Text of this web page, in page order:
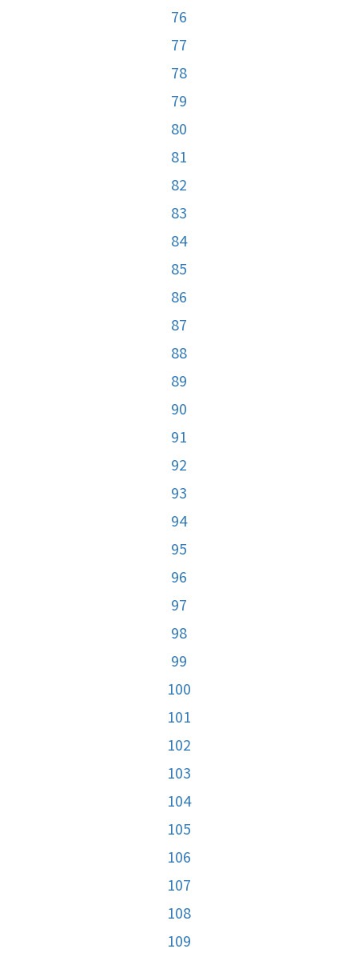
76
77
78
79
80
81
82
83
84
85
86
87
88
89
90
91
92
93
94
95
96
97
98
99
100
101
102
103
104
105
106
107
108
109